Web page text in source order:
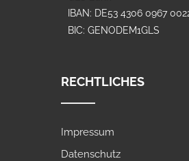
IBAN: DE53 4306 0967
BIC: GENODEM1GLS
RECHTLICHES
Impressum
Datenschutz